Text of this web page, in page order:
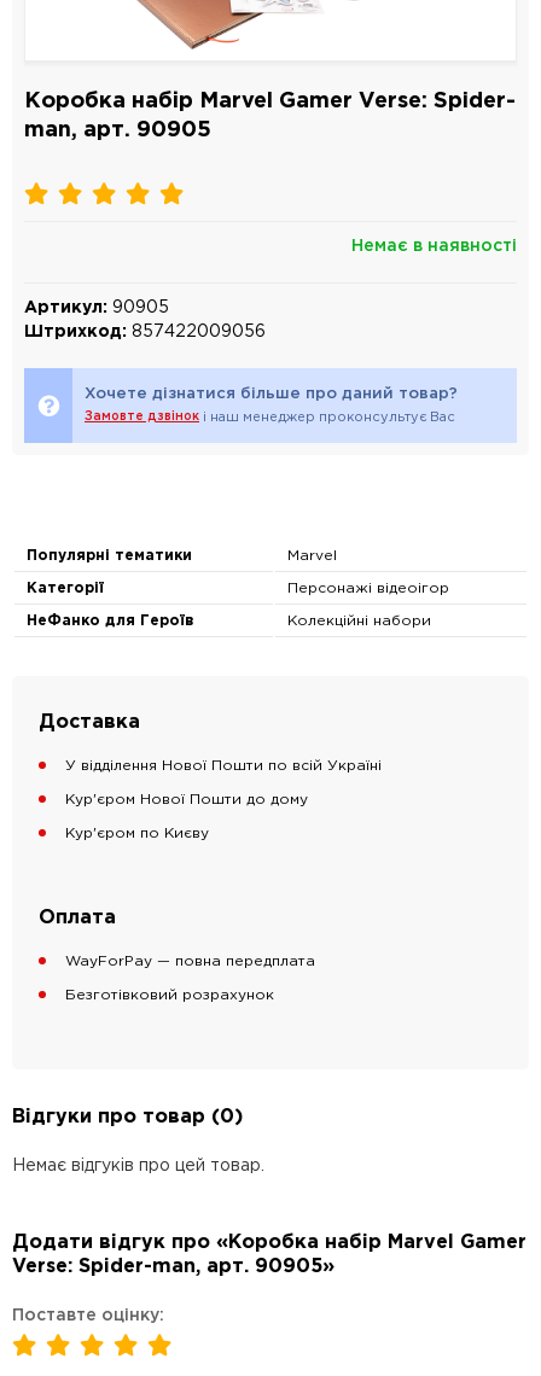
Коробка набір Marvel Gamer Verse: Spider-
man, арт. 90905
Немає в наявності
Артикул: 90905
Штрихкод: 857422009056
Хочете дізнатися більше про даний товар?
Замовте дзвінок і наш менеджер проконсультує Вас
Популярні тематики Marvel
Категорії Персонажі відеоігор
НеФанко для Героїв Колекційні набори
Доставка
У відділення Нової Пошти по всій Україні
Кур'єром Нової Пошти до дому
Кур'єром по Києву
Оплата
WayForPay — повна передплата
Безготівковий розрахунок
Відгуки про товар (0)
Немає відгуків про цей товар.
Додати відгук про «Коробка набір Marvel Gamer
Verse: Spider-man, арт. 90905»
Поставте оцінку: